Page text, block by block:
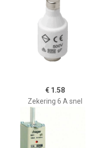
€ 1.58
Zekering 6 A snel